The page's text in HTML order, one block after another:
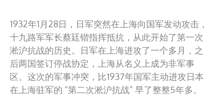
1932年1月28日，日军突然在上海向国军发动攻击，
十九路军军长蔡廷锴指挥抵抗，从此开始了第一次
淞沪抗战的历史。日军在上海进攻了一个多月，之
后两国签订停战协定，上海从名义上成为非军事
区。这次的军事冲突，比1937年国军主动进攻日本
在上海驻军的 “第二次淞沪抗战” 早了整整5年多。